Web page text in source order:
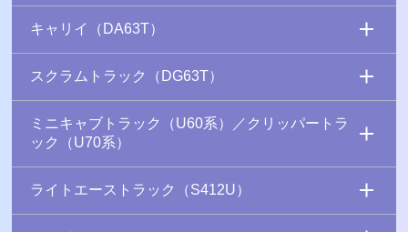
キャリイ（DA63T）
スクラムトラック（DG63T）
ミニキャブトラック（U60系）／クリッパートラ
ック（U70系）
ライトエーストラック（S412U）